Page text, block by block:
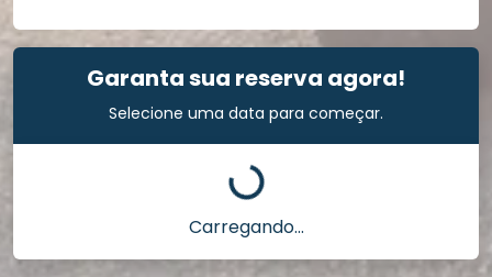
Garanta sua reserva agora!
Selecione uma data para começar.
Carregando...